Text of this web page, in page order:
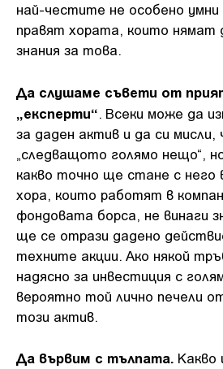
най-честите не особено
правят хората, които нямат
знания за това.
Да слушаме съвети от
„експерти“ . Всеки може да
за даден актив и да си мисли,
„следващото голямо нещо“,
какво точно ще стане с него
хора, които работят в
фондовата борса, не винаги
ще се отрази дадено
техните акции. Ако някой
надясно за инвестиция с
вероятно той лично печели
този актив.
Да вървим с тълпата. Какво